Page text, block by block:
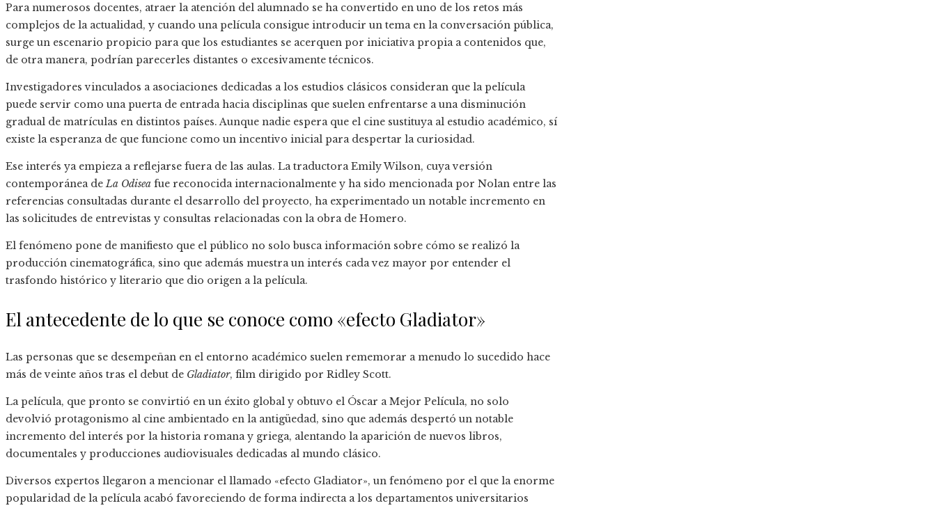
Para numerosos docentes, atraer la atención del alumnado se ha convertido en uno de los retos más
complejos de la actualidad, y cuando una película consigue introducir un tema en la conversación pública,
surge un escenario propicio para que los estudiantes se acerquen por iniciativa propia a contenidos que,
de otra manera, podrían parecerles distantes o excesivamente técnicos.
Investigadores vinculados a asociaciones dedicadas a los estudios clásicos consideran que la película
puede servir como una puerta de entrada hacia disciplinas que suelen enfrentarse a una disminución
gradual de matrículas en distintos países. Aunque nadie espera que el cine sustituya al estudio académico, sí
existe la esperanza de que funcione como un incentivo inicial para despertar la curiosidad.
Ese interés ya empieza a reflejarse fuera de las aulas. La traductora Emily Wilson, cuya versión
contemporánea deLa Odisea fue reconocida internacionalmente y ha sido mencionada por Nolan entre las
referencias consultadas durante el desarrollo del proyecto, ha experimentado un notable incremento en
las solicitudes de entrevistas y consultas relacionadas con la obra de Homero.
El fenómeno pone de manifiesto que el público no solo busca información sobre cómo se realizó la
producción cinematográfica, sino que además muestra un interés cada vez mayor por entender el
trasfondo histórico y literario que dio origen a la película.
El antecedente de lo que se conoce como «efecto Gladiator»
Las personas que se desempeñan en el entorno académico suelen rememorar a menudo lo sucedido hace
más de veinte años tras el debut de Gladiator, film dirigido por Ridley Scott.
La película, que pronto se convirtió en un éxito global y obtuvo el Óscar a Mejor Película, no solo
devolvió protagonismo al cine ambientado en la antigüedad, sino que además despertó un notable
incremento del interés por la historia romana y griega, alentando la aparición de nuevos libros,
documentales y producciones audiovisuales dedicadas al mundo clásico.
Diversos expertos llegaron a mencionar el llamado «efecto Gladiator», un fenómeno por el que la enorme
popularidad de la película acabó favoreciendo de forma indirecta a los departamentos universitarios